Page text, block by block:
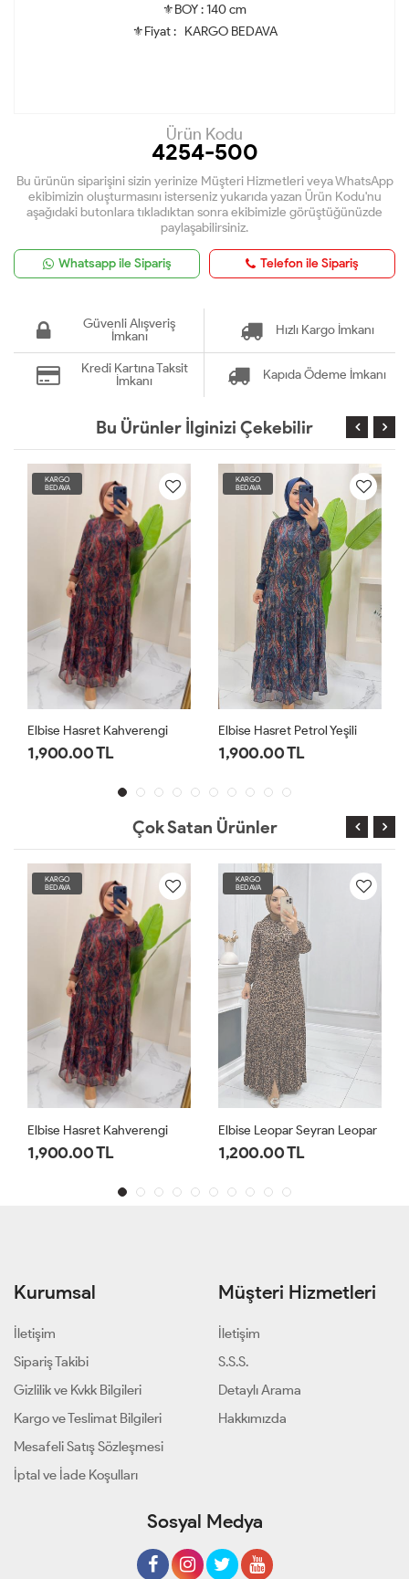
⚜BOY : 140 cm
⚜Fiyat : KARGO BEDAVA
Ürün Kodu
4254-500
Bu ürünün siparişini sizin yerinize Müşteri Hizmetleri veya WhatsApp
ekibimizin oluşturmasını isterseniz yukarıda yazan Ürün Kodu'nu
aşağıdaki butonlara tıkladıktan sonra ekibimizle görüştüğünüzde
paylaşabilirsiniz.
Whatsapp ile Sipariş Telefon ile Sipariş
Güvenli Alışveriş
İmkanı
Hızlı Kargo İmkanı
Kredi Kartına Taksit
İmkanı
Kapıda Ödeme İmkanı
Bu Ürünler İlginizi Çekebilir
KARGO
BEDAVA
Elbise Hasret Kahverengi
1,900.00 TL
KARGO
BEDAVA
Elbise Hasret Petrol Yeşili
1,900.00 TL
Çok Satan Ürünler
KARGO
BEDAVA
Elbise Hasret Kahverengi
1,900.00 TL
KARGO
BEDAVA
Elbise Leopar Seyran Leopar
1,200.00 TL
Kurumsal
İletişim
Sipariş Takibi
Gizlilik ve Kvkk Bilgileri
Kargo ve Teslimat Bilgileri
Mesafeli Satış Sözleşmesi
İptal ve İade Koşulları
Müşteri Hizmetleri
İletişim
S.S.S.
Detaylı Arama
Hakkımızda
Sosyal Medya